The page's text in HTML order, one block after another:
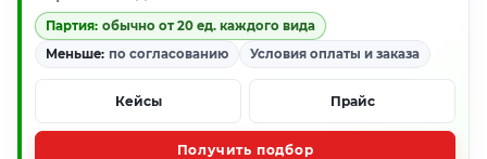
Партия: обычно от 20 ед. каждого вида
Меньше: по согласованию Условия оплаты и заказа
Кейсы Прайс
Получить подбор